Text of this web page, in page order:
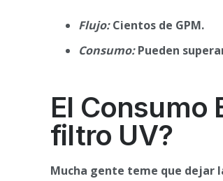
Flujo:Cientos de GPM.
Consumo:Pueden
El Consumo
filtro UV?
Mucha gente teme que dejar